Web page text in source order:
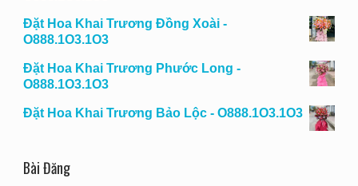
Đặt Hoa Khai Trương Đồng Xoài -
O888.1O3.1O3
Đặt Hoa Khai Trương Phước Long -
O888.1O3.1O3
Đặt Hoa Khai Trương Bảo Lộc - O888.1O3.1O3
Bài Đăng